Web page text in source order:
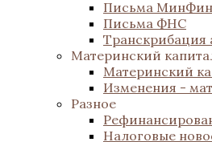
Письма
Письма ФНС
Транскрибация
Материнский
Материнский
Изменения -
Разное
Налоговые